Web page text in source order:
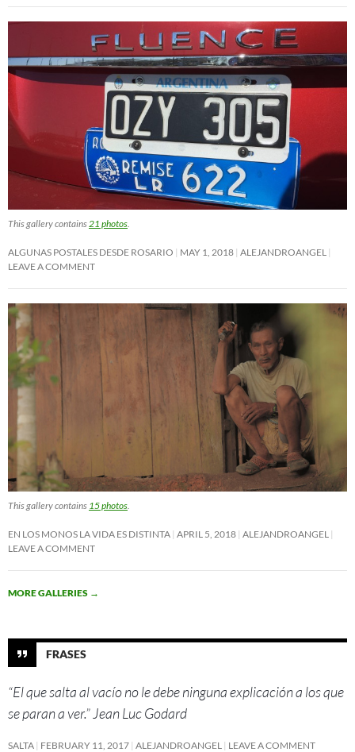
This gallery contains 21 photos
ALGUNAS POSTALES DESDE ROSARIO MAY 1, 2018 ALEJANDROANGEL
LEAVE A COMMENT
This gallery contains 15 photos
EN LOS MONOS LA VIDA ES DISTINTA APRIL 5, 2018 ALEJANDROANGEL
LEAVE A COMMENT
MORE GALLERIES →
FRASES
“El que salta al vacío no le debe ninguna explicación a los que
se paran a ver.” Jean Luc Godard
SALTA FEBRUARY 11, 2017 ALEJANDROANGEL LEAVE A COMMENT